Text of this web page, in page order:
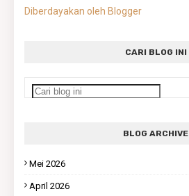
Diberdayakan oleh Blogger
CARI BLOG INI
BLOG ARCHIVE
Mei 2026
April 2026